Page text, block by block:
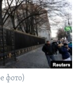
фото)